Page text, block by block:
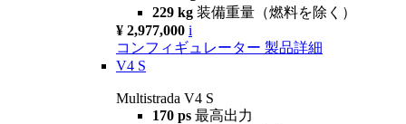
229 kg 装備重量（燃料を除く）
¥ 2,977,000 i
コンフィギュレーター 製品詳細
V4 S
Multistrada V4 S
170 ps 最高出力